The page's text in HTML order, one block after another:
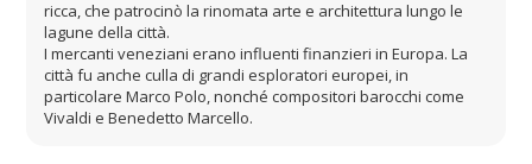
ricca, che patrocinò la rinomata arte e architettura lungo le
lagune della città.
I mercanti veneziani erano influenti finanzieri in Europa. La
città fu anche culla di grandi esploratori europei, in
particolare Marco Polo, nonché compositori barocchi come
Vivaldi e Benedetto Marcello.